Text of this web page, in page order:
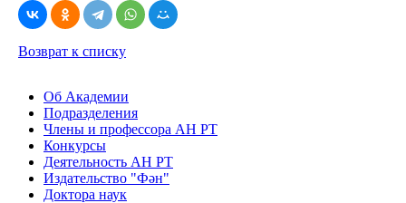
Возврат к списку
Об Академии
Подразделения
Члены и профессора АН РТ
Конкурсы
Деятельность АН РТ
Издательство "Фән"
Доктора наук